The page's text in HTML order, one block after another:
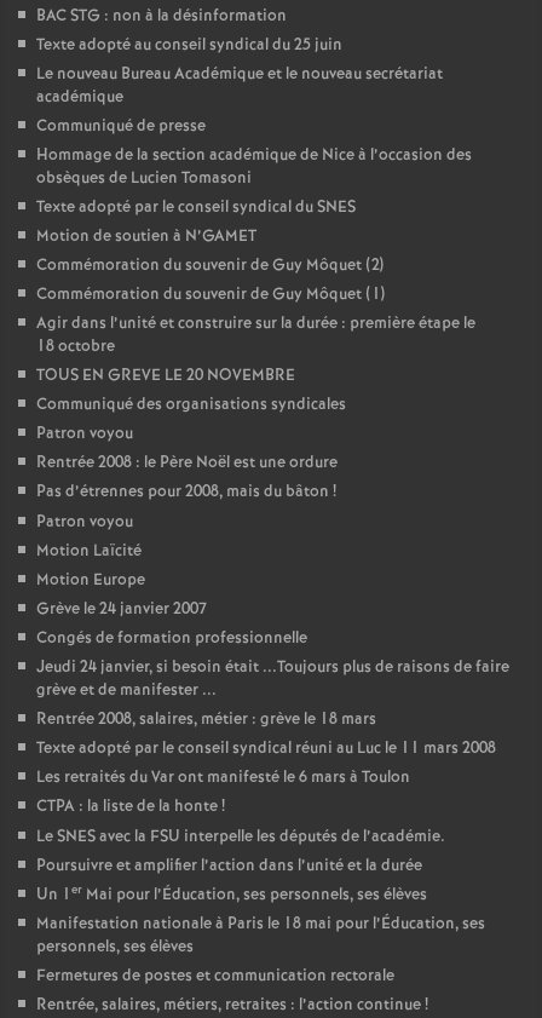
BAC STG : non à la désinformation
Texte adopté au conseil syndical du 25 juin
Le nouveau Bureau Académique et le nouveau secrétariat
académique
Communiqué de presse
Hommage de la section académique de Nice à l’occasion des
obsèques de Lucien Tomasoni
Texte adopté par le conseil syndical du SNES
Motion de soutien à N’GAMET
Commémoration du souvenir de Guy Môquet (2)
Commémoration du souvenir de Guy Môquet (1)
Agir dans l’unité et construire sur la durée : première étape le
18 octobre
TOUS EN GREVE LE 20 NOVEMBRE
Communiqué des organisations syndicales
Patron voyou
Rentrée 2008 : le Père Noël est une ordure
Pas d’étrennes pour 2008, mais du bâton !
Patron voyou
Motion Laïcité
Motion Europe
Grève le 24 janvier 2007
Congés de formation professionnelle
Jeudi 24 janvier, si besoin était ...Toujours plus de raisons de faire
grève et de manifester ...
Rentrée 2008, salaires, métier : grève le 18 mars
Texte adopté par le conseil syndical réuni au Luc le 11 mars 2008
Les retraités du Var ont manifesté le 6 mars à Toulon
CTPA : la liste de la honte!
Le SNES avec la FSU interpelle les députés de l’académie.
Poursuivre et amplifier l’action dans l’unité et la durée
Un 1 er Mai pour l’Éducation, ses personnels, ses élèves
Manifestation nationale à Paris le 18 mai pour l’Éducation, ses
personnels, ses élèves
Fermetures de postes et communication rectorale
Rentrée, salaires, métiers, retraites : l’action continue!